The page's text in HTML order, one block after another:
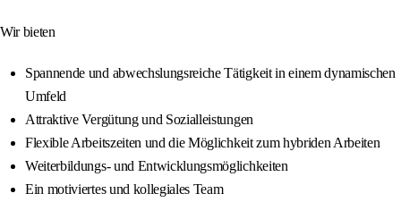
Wir bieten
Spannende und abwechslungsreiche Tätigkeit in einem dynamischen
Umfeld
Attraktive Vergütung und Sozialleistungen
Flexible Arbeitszeiten und die Möglichkeit zum hybriden Arbeiten
Weiterbildungs- und Entwicklungsmöglichkeiten
Ein motiviertes und kollegiales Team